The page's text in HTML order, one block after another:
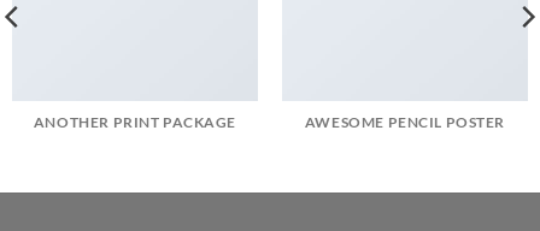
ANOTHER PRINT PACKAGE AWESOME PENCIL POSTER